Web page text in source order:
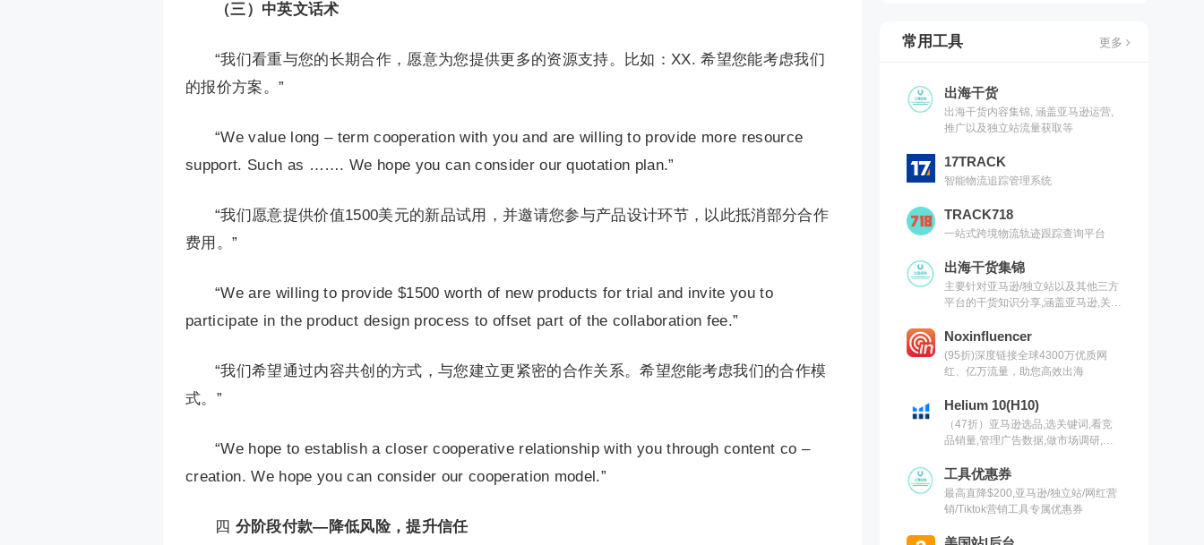
（三）中英文话术
“我们看重与您的长期合作，愿意为您提供更多的资源支持。比如：XX. 希望您能考虑我们
的报价方案。”
“We value long – term cooperation with you and are willing to provide more resource
support. Such as ……. We hope you can consider our quotation plan.”
“我们愿意提供价值1500美元的新品试用，并邀请您参与产品设计环节，以此抵消部分合作
费用。”
“We are willing to provide $1500 worth of new products for trial and invite you to
participate in the product design process to offset part of the collaboration fee.”
“我们希望通过内容共创的方式，与您建立更紧密的合作关系。希望您能考虑我们的合作模
式。”
“We hope to establish a closer cooperative relationship with you through content co –
creation. We hope you can consider our cooperation model.”
四 分阶段付款—降低风险，提升信任
常用工具 更多
出海干货
出海干货内容集锦, 涵盖亚马逊运营,
推广以及独立站流量获取等
17TRACK
智能物流追踪管理系统
TRACK718
一站式跨境物流轨迹跟踪查询平台
出海干货集锦
主要针对亚马逊/独立站以及其他三方
平台的干货知识分享,涵盖亚马逊,关键
具以及出海干货集锦,欢迎关注
Noxinfluencer
(95折)深度链接全球4300万优质网
红、亿万流量，助您高效出海
Helium 10(H10)
（47折）亚马逊选品,选关键词,看竞
品销量,管理广告数据,做市场调研,有
工具优惠券
最高直降$200,亚马逊/独立站/网红营
销/Tiktok营销工具专属优惠券